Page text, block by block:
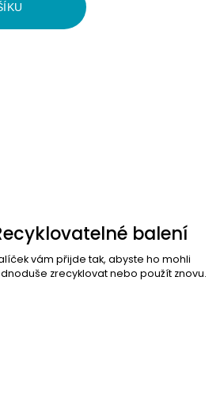
balení
vám přijde tak, abyste ho mohli
zrecyklovat nebo použít znovu.